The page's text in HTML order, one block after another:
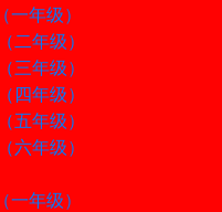
年级）
二年级）
三年级）
四年级）
五年级）
六年级）
年级）